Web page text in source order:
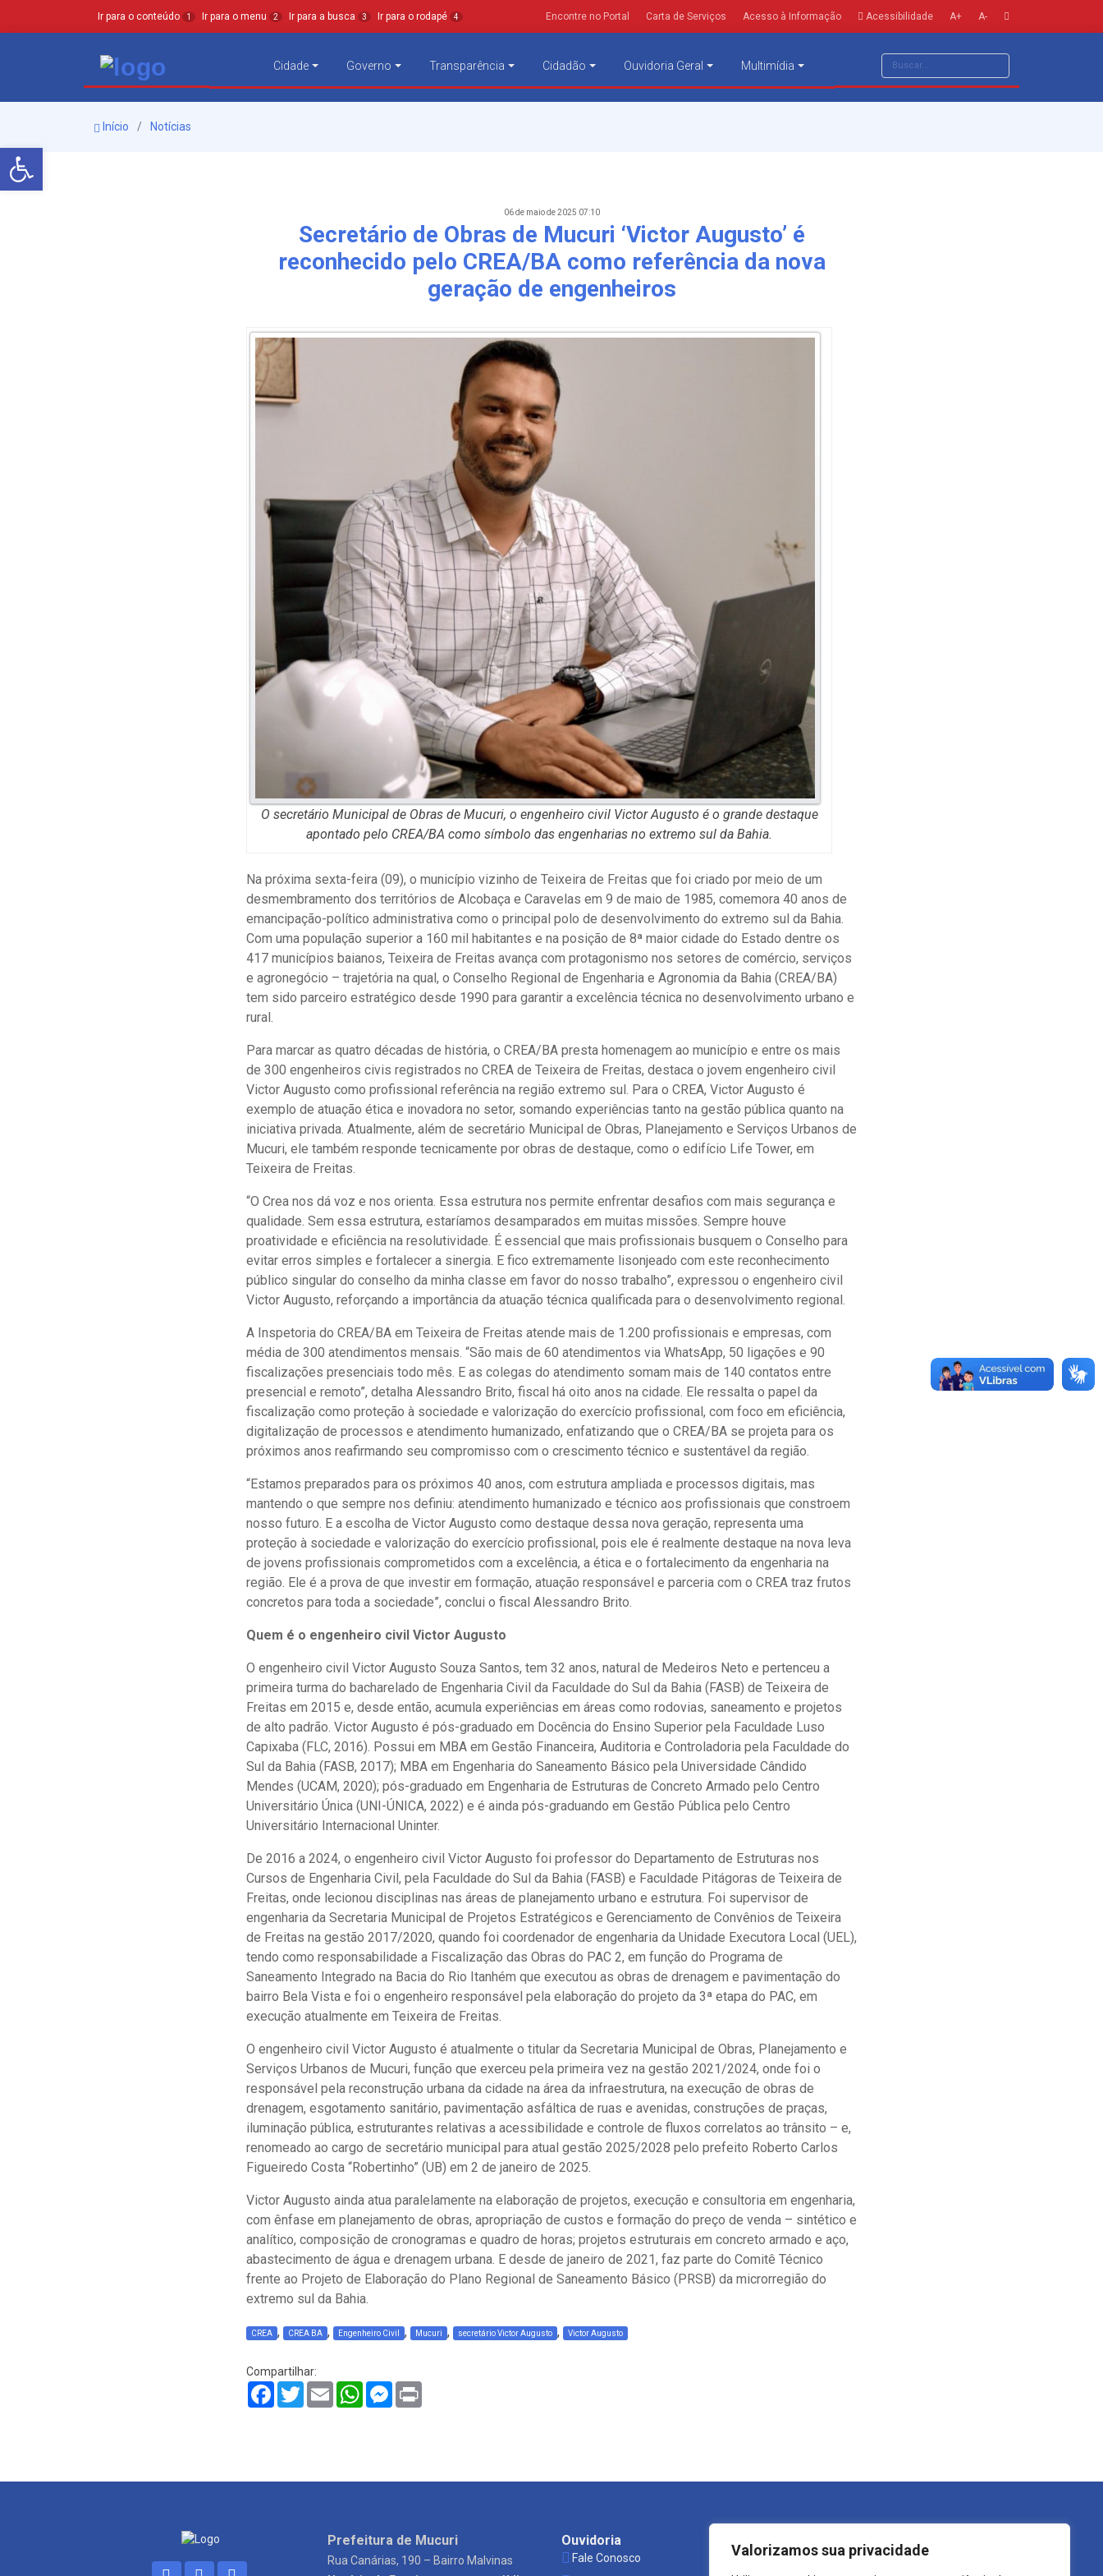
Barra de Ferramentas Aberta
Valorizamos sua privacidade
Ir para o conteúdo 1 Ir para o menu 2 Ir para a busca 3 Ir para o rodapé 4 Encontre no Portal Carta de Serviços Acesso à Informação Acessibilidade A+ A-
Cidade Governo Transparência Cidadão Ouvidoria Geral Multimídia
Início Notícias
06 de maio de 2025 07:10
Secretário de Obras de Mucuri ‘Victor Augusto’ é
reconhecido pelo CREA/BA como referência da nova
geração de engenheiros
O secretário Municipal de Obras de Mucuri, o engenheiro civil Victor Augusto é o grande destaque
apontado pelo CREA/BA como símbolo das engenharias no extremo sul da Bahia.
Na próxima sexta-feira (09), o município vizinho de Teixeira de Freitas que foi criado por meio de um
desmembramento dos territórios de Alcobaça e Caravelas em 9 de maio de 1985, comemora 40 anos de
emancipação-político administrativa como o principal polo de desenvolvimento do extremo sul da Bahia.
Com uma população superior a 160 mil habitantes e na posição de 8ª maior cidade do Estado dentre os
417 municípios baianos, Teixeira de Freitas avança com protagonismo nos setores de comércio, serviços
e agronegócio – trajetória na qual, o Conselho Regional de Engenharia e Agronomia da Bahia (CREA/BA)
tem sido parceiro estratégico desde 1990 para garantir a excelência técnica no desenvolvimento urbano e
rural.
Para marcar as quatro décadas de história, o CREA/BA presta homenagem ao município e entre os mais
de 300 engenheiros civis registrados no CREA de Teixeira de Freitas, destaca o jovem engenheiro civil
Victor Augusto como profissional referência na região extremo sul. Para o CREA, Victor Augusto é
exemplo de atuação ética e inovadora no setor, somando experiências tanto na gestão pública quanto na
iniciativa privada. Atualmente, além de secretário Municipal de Obras, Planejamento e Serviços Urbanos de
Mucuri, ele também responde tecnicamente por obras de destaque, como o edifício Life Tower, em
Teixeira de Freitas.
“O Crea nos dá voz e nos orienta. Essa estrutura nos permite enfrentar desafios com mais segurança e
qualidade. Sem essa estrutura, estaríamos desamparados em muitas missões. Sempre houve
proatividade e eficiência na resolutividade. É essencial que mais profissionais busquem o Conselho para
evitar erros simples e fortalecer a sinergia. E fico extremamente lisonjeado com este reconhecimento
público singular do conselho da minha classe em favor do nosso trabalho”, expressou o engenheiro civil
Victor Augusto, reforçando a importância da atuação técnica qualificada para o desenvolvimento regional.
A Inspetoria do CREA/BA em Teixeira de Freitas atende mais de 1.200 profissionais e empresas, com
média de 300 atendimentos mensais. “São mais de 60 atendimentos via WhatsApp, 50 ligações e 90
fiscalizações presenciais todo mês. E as colegas do atendimento somam mais de 140 contatos entre
presencial e remoto”, detalha Alessandro Brito, fiscal há oito anos na cidade. Ele ressalta o papel da
fiscalização como proteção à sociedade e valorização do exercício profissional, com foco em eficiência,
digitalização de processos e atendimento humanizado, enfatizando que o CREA/BA se projeta para os
próximos anos reafirmando seu compromisso com o crescimento técnico e sustentável da região.
“Estamos preparados para os próximos 40 anos, com estrutura ampliada e processos digitais, mas
mantendo o que sempre nos definiu: atendimento humanizado e técnico aos profissionais que constroem
nosso futuro. E a escolha de Victor Augusto como destaque dessa nova geração, representa uma
proteção à sociedade e valorização do exercício profissional, pois ele é realmente destaque na nova leva
de jovens profissionais comprometidos com a excelência, a ética e o fortalecimento da engenharia na
região. Ele é a prova de que investir em formação, atuação responsável e parceria com o CREA traz frutos
concretos para toda a sociedade”, conclui o fiscal Alessandro Brito.
Quem é o engenheiro civil Victor Augusto
O engenheiro civil Victor Augusto Souza Santos, tem 32 anos, natural de Medeiros Neto e pertenceu a
primeira turma do bacharelado de Engenharia Civil da Faculdade do Sul da Bahia (FASB) de Teixeira de
Freitas em 2015 e, desde então, acumula experiências em áreas como rodovias, saneamento e projetos
de alto padrão. Victor Augusto é pós-graduado em Docência do Ensino Superior pela Faculdade Luso
Capixaba (FLC, 2016). Possui em MBA em Gestão Financeira, Auditoria e Controladoria pela Faculdade do
Sul da Bahia (FASB, 2017); MBA em Engenharia do Saneamento Básico pela Universidade Cândido
Mendes (UCAM, 2020); pós-graduado em Engenharia de Estruturas de Concreto Armado pelo Centro
Universitário Única (UNI-ÚNICA, 2022) e é ainda pós-graduando em Gestão Pública pelo Centro
Universitário Internacional Uninter.
De 2016 a 2024, o engenheiro civil Victor Augusto foi professor do Departamento de Estruturas nos
Cursos de Engenharia Civil, pela Faculdade do Sul da Bahia (FASB) e Faculdade Pitágoras de Teixeira de
Freitas, onde lecionou disciplinas nas áreas de planejamento urbano e estrutura. Foi supervisor de
engenharia da Secretaria Municipal de Projetos Estratégicos e Gerenciamento de Convênios de Teixeira
de Freitas na gestão 2017/2020, quando foi coordenador de engenharia da Unidade Executora Local (UEL),
tendo como responsabilidade a Fiscalização das Obras do PAC 2, em função do Programa de
Saneamento Integrado na Bacia do Rio Itanhém que executou as obras de drenagem e pavimentação do
bairro Bela Vista e foi o engenheiro responsável pela elaboração do projeto da 3ª etapa do PAC, em
execução atualmente em Teixeira de Freitas.
O engenheiro civil Victor Augusto é atualmente o titular da Secretaria Municipal de Obras, Planejamento e
Serviços Urbanos de Mucuri, função que exerceu pela primeira vez na gestão 2021/2024, onde foi o
responsável pela reconstrução urbana da cidade na área da infraestrutura, na execução de obras de
drenagem, esgotamento sanitário, pavimentação asfáltica de ruas e avenidas, construções de praças,
iluminação pública, estruturantes relativas a acessibilidade e controle de fluxos correlatos ao trânsito – e,
renomeado ao cargo de secretário municipal para atual gestão 2025/2028 pelo prefeito Roberto Carlos
Figueiredo Costa “Robertinho” (UB) em 2 de janeiro de 2025.
Victor Augusto ainda atua paralelamente na elaboração de projetos, execução e consultoria em engenharia,
com ênfase em planejamento de obras, apropriação de custos e formação do preço de venda – sintético e
analítico, composição de cronogramas e quadro de horas; projetos estruturais em concreto armado e aço,
abastecimento de água e drenagem urbana. E desde de janeiro de 2021, faz parte do Comitê Técnico
frente ao Projeto de Elaboração do Plano Regional de Saneamento Básico (PRSB) da microrregião do
extremo sul da Bahia.
CREA , CREA BA , Engenheiro Civil , Mucuri , secretário Victor Augusto , Victor Augusto
Compartilhar:
Facebook
TwitterEmail WhatsAppMessenger
Prefeitura de Mucuri
Rua Canárias, 190 – Bairro Malvinas
Ouvidoria
Fale Conosco
Prefeito
LGPD